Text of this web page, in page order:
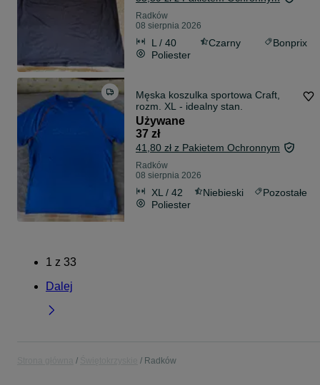
Radków
08 sierpnia 2026
L / 40 Czarny
Bonprix
Poliester
Męska koszulka sportowa Craft,
rozm. XL - idealny stan.
Używane
37 zł
41,80 zł z Pakietem Ochronnym
Radków
08 sierpnia 2026
XL / 42 Niebieski
Pozostałe
Poliester
1 z 33
Dalej
Radków